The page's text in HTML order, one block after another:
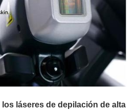
láseres de depilación de alta